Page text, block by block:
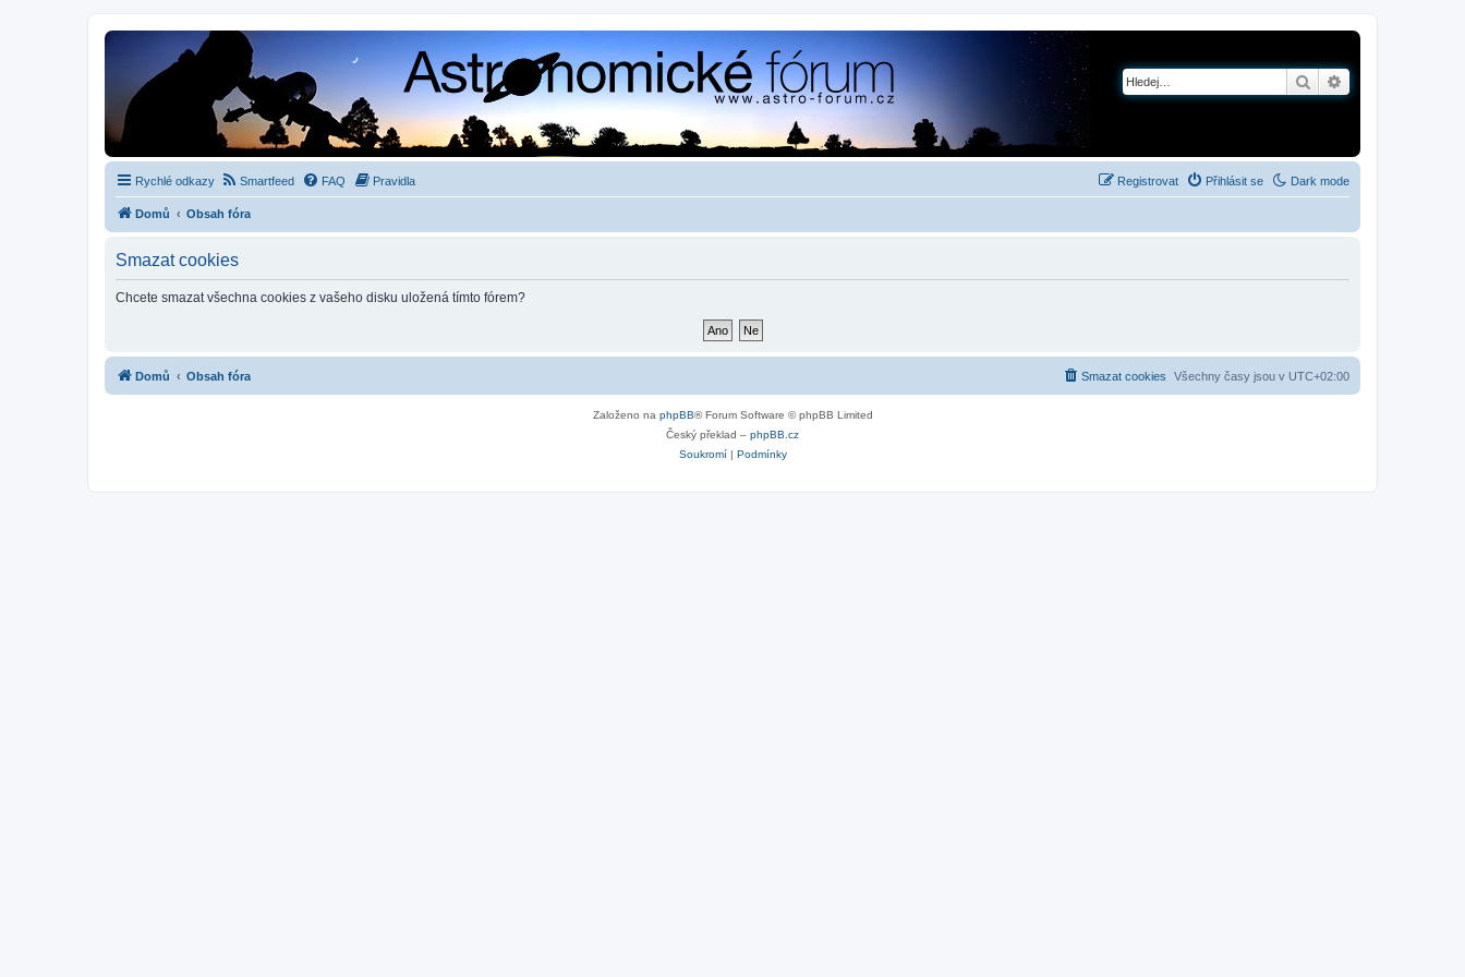
Hledat
Rychlé odkazy Dark mode
Smartfeed FAQ Pravidla Přihlásit se
Registrovat
Domů Obsah fóra
Smazat cookies
Chcete smazat všechna cookies z vašeho disku uložená tímto fórem?
Domů Obsah fóra Všechny časy jsou v UTC+02:00
Smazat cookies
Založeno na phpBB® Forum Software © phpBB Limited
Český překlad – phpBB.cz
Soukromí| Podmínky